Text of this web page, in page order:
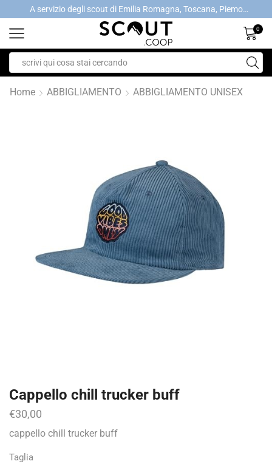
A servizio degli scout di Emilia Romagna, Toscana, Piemonte, Valle d'Aosta- Gratis la spedizione con ordini > €40
0
Home ABBIGLIAMENTO ABBIGLIAMENTO UNISEX
Cappello chill trucker buff
€30,00
cappello chill trucker buff
Taglia